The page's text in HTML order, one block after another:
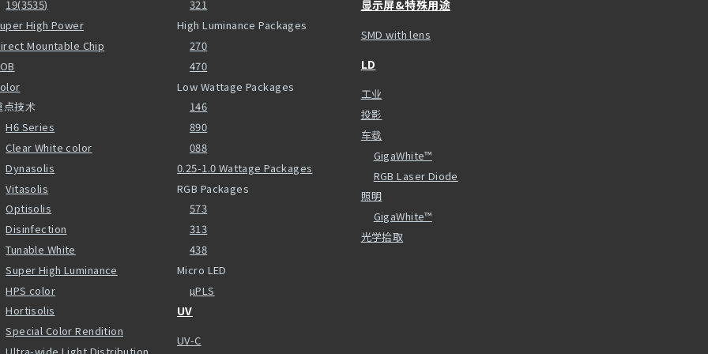
19(3535)
High Power
Mountable Chip
点技术
H6 Series
Clear White color
Dynasolis
Vitasolis
Optisolis
Disinfection
Tunable White
Super High Luminance
HPS color
Hortisolis
Special Color Rendition
321
High Luminance Packages
270
470
Low Wattage Packages
146
890
088
0.25-1.0 Wattage Packages
RGB Packages
573
313
438
Micro LED
µPLS
UV
UV-C
显示屏&特殊用途
SMD with lens
LD
工业
投影
车载
GigaWhite™
RGB Laser Diode
照明
GigaWhite™
光学拾取